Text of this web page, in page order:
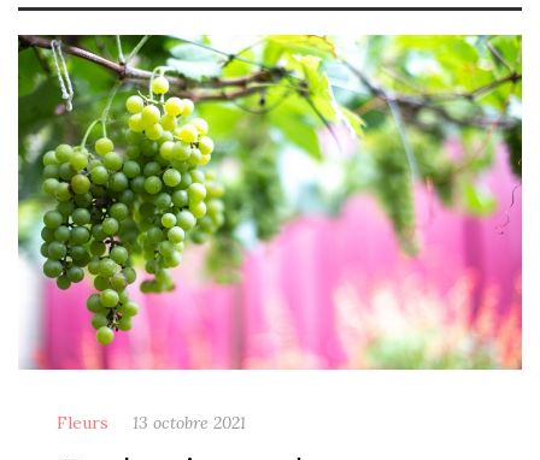
Fleurs 13 octobre 2021